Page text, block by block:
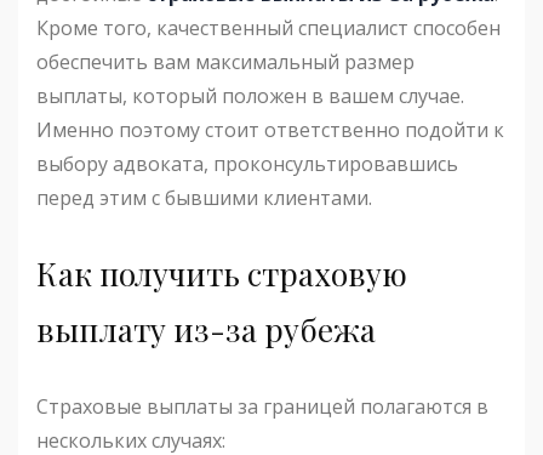
Кроме того, качественный специалист способен
обеспечить вам максимальный размер
выплаты, который положен в вашем случае.
Именно поэтому стоит ответственно подойти к
выбору адвоката, проконсультировавшись
перед этим с бывшими клиентами.
Как получить страховую
выплату из-за рубежа
Страховые выплаты за границей полагаются в
нескольких случаях: